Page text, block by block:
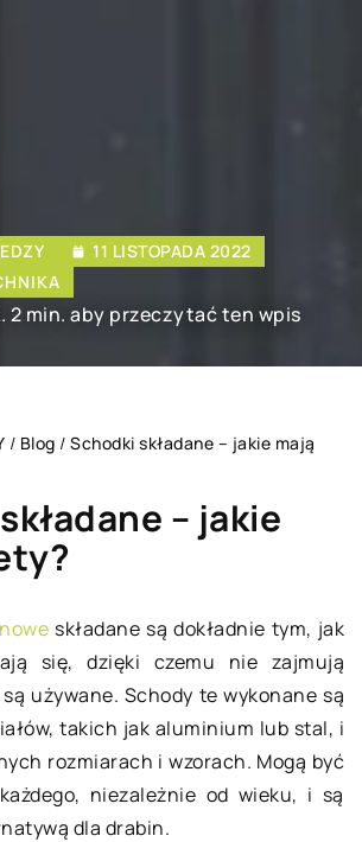
11 LISTOPADA 2022
2 min. aby przeczytać ten wpis
/ Blog / Schodki składane – jakie mają
– jakie
składane są dokładnie tym, jak
się, dzięki czemu nie zajmują
używane. Schody te wykonane są
takich jak aluminium lub stal, i
rozmiarach i wzorach. Mogą być
niezależnie od wieku, i są
dla drabin.